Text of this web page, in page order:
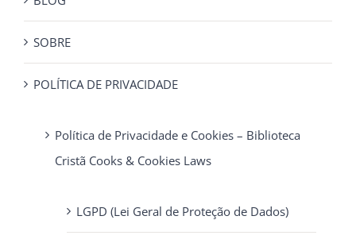
SOBRE
POLÍTICA DE PRIVACIDADE
Política de Privacidade e Cookies – Biblioteca
Cristã Cooks & Cookies Laws
LGPD (Lei Geral de Proteção de Dados)